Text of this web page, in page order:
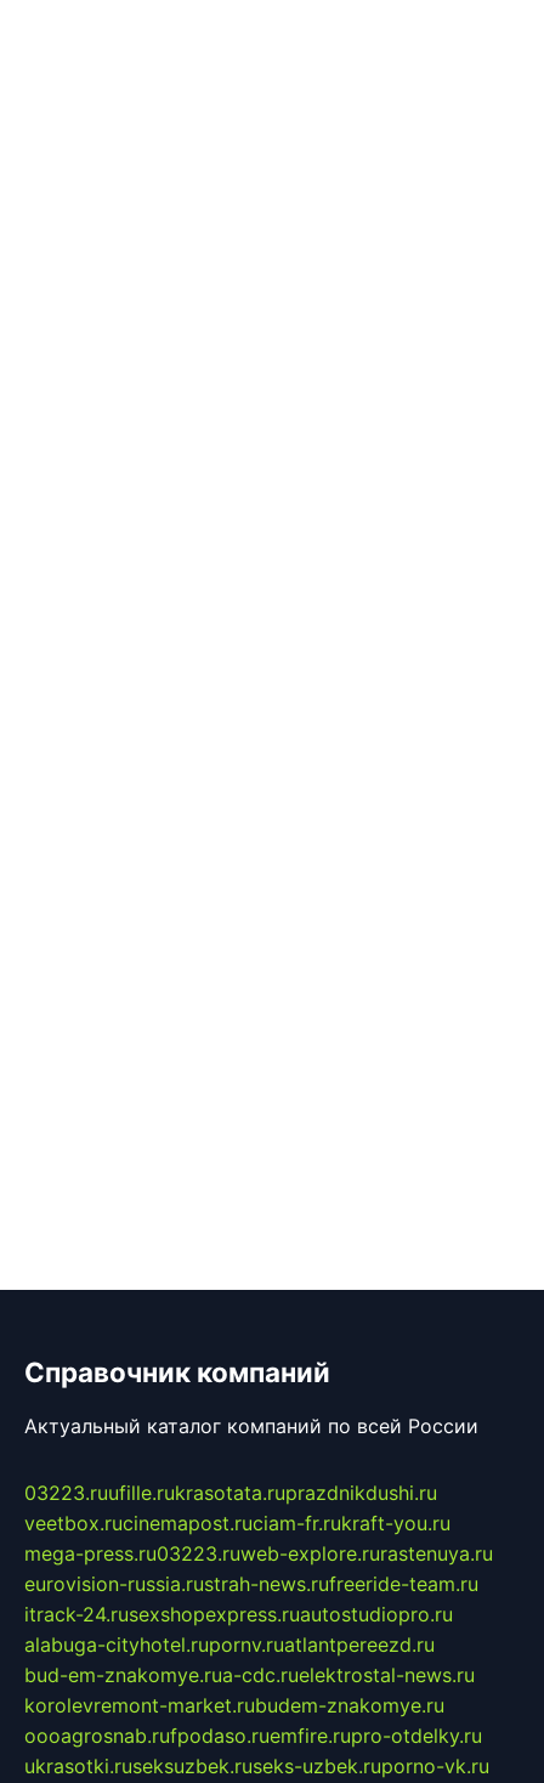
Справочник компаний
Актуальный каталог компаний по всей России
03223.ruufille.rukrasotata.ruprazdnikdushi.ru
veetbox.rucinemapost.ruciam-fr.rukraft-you.ru
mega-press.ru03223.ruweb-explore.rurastenuya.ru
eurovision-russia.rustrah-news.rufreeride-team.ru
itrack-24.rusexshopexpress.ruautostudiopro.ru
alabuga-cityhotel.rupornv.ruatlantpereezd.ru
bud-em-znakomye.rua-cdc.ruelektrostal-news.ru
korolevremont-market.rubudem-znakomye.ru
oooagrosnab.rufpodaso.ruemfire.rupro-otdelky.ru
ukrasotki.ruseksuzbek.ruseks-uzbek.ruporno-vk.ru